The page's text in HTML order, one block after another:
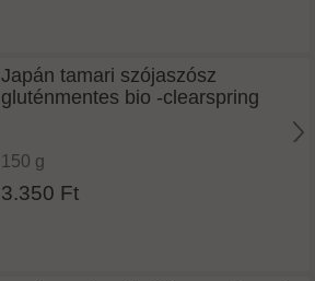
Japán tamari szójaszósz
gluténmentes bio -clearspring
150 g
3.350 Ft